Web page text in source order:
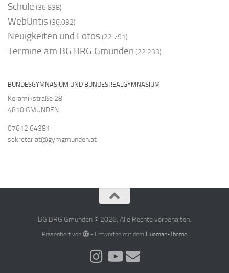
Schule (36.838)
WebUntis (36.032)
Neuigkeiten und Fotos (22.791)
Termine am BG BRG Gmunden (22.233)
BUNDESGYMNASIUM UND BUNDESREALGYMNASIUM
Keramikstraße 28
4810 GMUNDEN
07612 64381
sekretariat@gymgmunden.at
BG BRG Gmunden © 2026. Alle Rechte vorbehalten.
Präsentiert von - Entworfen mit dem Hueman-Theme